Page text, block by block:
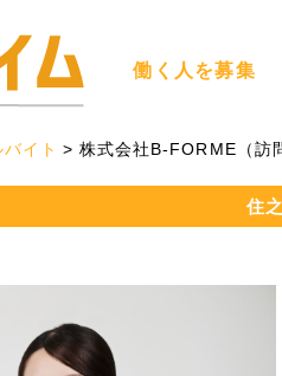
働く人を募集
イト 株式会社B-FORME（訪
住